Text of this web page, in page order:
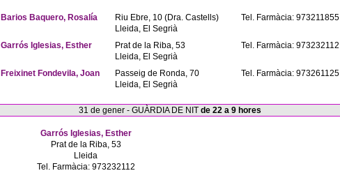
Barios Baquero, Rosalía
Riu Ebre, 10 (Dra. Castells)
Lleida, El Segrià
Tel. Farmàcia: 973211855
Garrós Iglesias, Esther
Prat de la Riba, 53
Lleida, El Segrià
Tel. Farmàcia: 973232112
Freixinet Fondevila, Joan
Passeig de Ronda, 70
Lleida, El Segrià
Tel. Farmàcia: 973261125
31 de gener - GUÀRDIA DE NIT de 22 a 9 hores
Garrós Iglesias, Esther
Prat de la Riba, 53
Lleida
Tel. Farmàcia: 973232112